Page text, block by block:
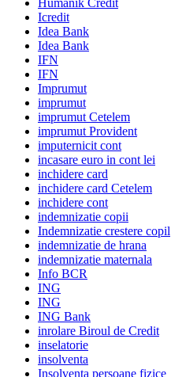
Humanik Credit
Icredit
Idea Bank
Idea Bank
IFN
IFN
Imprumut
imprumut
imprumut Cetelem
imprumut Provident
imputernicit cont
incasare euro in cont lei
inchidere card
inchidere card Cetelem
inchidere cont
indemnizatie copii
Indemnizatie crestere copil
indemnizatie de hrana
indemnizatie maternala
Info BCR
ING
ING
ING Bank
inrolare Biroul de Credit
inselatorie
insolventa
Insolventa persoane fizice